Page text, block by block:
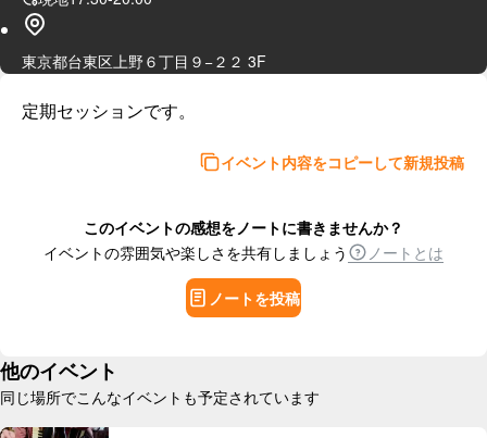
東京都台東区上野６丁目９−２２ 3F
定期セッションです。
イベント内容をコピーして新規投稿
このイベントの感想をノートに書きませんか？
イベントの雰囲気や楽しさを共有しましょう
ノートとは
ノートを投稿
他のイベント
同じ場所でこんなイベントも予定されています